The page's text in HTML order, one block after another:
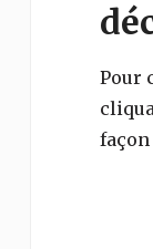
Pour
façon